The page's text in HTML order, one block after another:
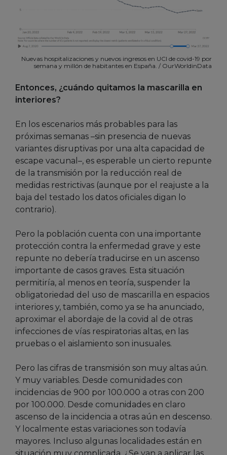
Nuevas hospitalizaciones y nuevos ingresos en UCI de covid-19 por
semana y millón de habitantes en España. / OurWorldinData
Entonces, ¿cuándo quitamos la mascarilla en
interiores?
En los escenarios más probables para las
próximas semanas –sin presencia de nuevas
variantes disruptivas por una alta capacidad de
escape vacunal–, es esperable un cierto repunte
de la transmisión por la reducción real de
medidas restrictivas (aunque por el reajuste a la
baja del testado los datos oficiales digan lo
contrario).
Pero la población cuenta con una importante
protección contra la enfermedad grave y este
repunte no debería traducirse en un ascenso
importante de casos graves. Esta situación
permitiría, al menos en teoría, suspender la
obligatoriedad del uso de mascarilla en espacios
interiores y, también, como ya se ha anunciado,
aproximar el abordaje de la covid al de otras
infecciones de vías respiratorias altas, en las
pruebas o el aislamiento son inusuales.
Pero las cifras de transmisión son muy altas aún.
Y muy variables. Desde comunidades con
incidencias de 900 por 100.000 a otras con 200
por 100.000. Desde comunidades en claro
ascenso de la incidencia a otras aún en descenso.
Y localmente estas variaciones son todavía
mayores. Incluso algunas localidades están en